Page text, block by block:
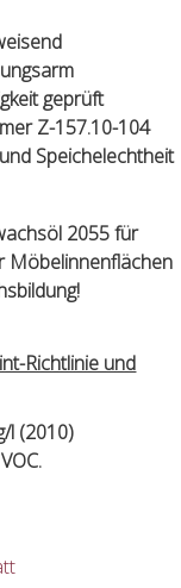
geprüft
Z-157.10-104
Speichelechtheit
2055 für
Möbelinnenflächen
Richtlinie und
l (2010)